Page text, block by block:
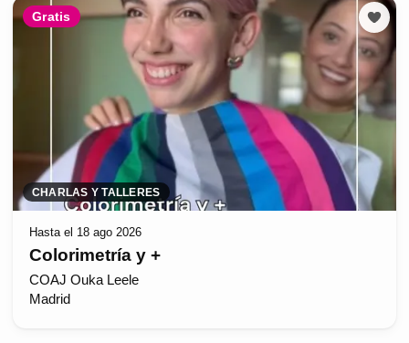
Gratis
CHARLAS Y TALLERES
Hasta el 18 ago 2026
Colorimetría y +
COAJ Ouka Leele
Madrid